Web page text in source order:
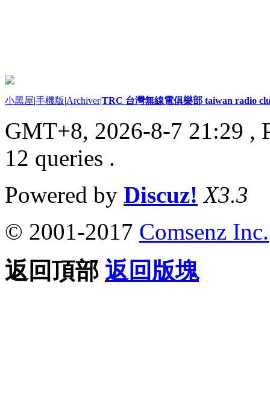
小黑屋|手機版|Archiver|TRC 台灣無線電俱樂部 taiwan radio
GMT+8, 2026-8-7 21:29 ,
12 queries .
Powered by Discuz! X3.3
© 2001-2017 Comsenz Inc.
返回頂部 返回版塊